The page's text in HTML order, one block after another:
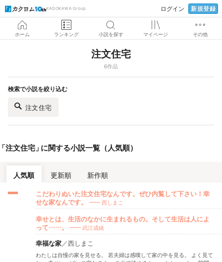
KADOKAWA Group ログイン 新規登録
ホーム ランキング 小説を探す マイページ その他
注文住宅
6作品
検索で小説を絞り込む
注文住宅
注文住宅 」に関する小説一覧（人気順）
人気順 更新順 新作順
こだわりぬいた注文住宅なんです。ぜひ内覧して下さい！幸
せな家なんです。
西しまこ
幸せとは、生活のなかに生まれるもの。そして生活は人によ
って……。
武江成緒
幸福な家／西しまこ
わたしは自慢の家を見せる。 若夫婦は感嘆して家の中を見る。 よく見て